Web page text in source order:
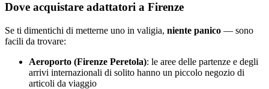
Dove acquistare adattatori a Firenze
Se ti dimentichi di metterne uno in valigia, niente panico — sono
facili da trovare:
Aeroporto (Firenze Peretola): le aree delle partenze e degli
arrivi internazionali di solito hanno un piccolo negozio di
articoli da viaggio